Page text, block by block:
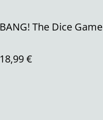
BANG! The Dice Game
18,99 €